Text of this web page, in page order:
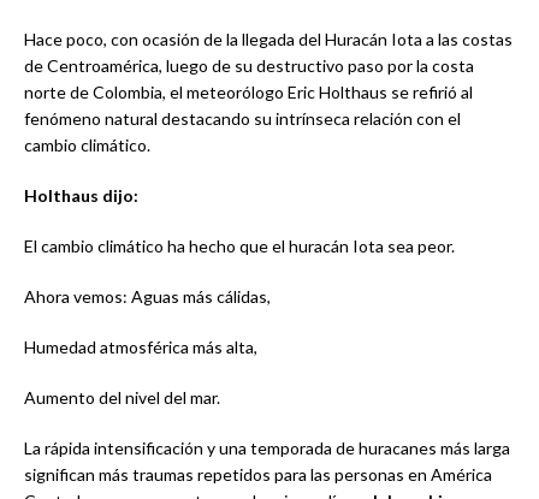
Hace poco, con ocasión de la llegada del Huracán Iota a las costas
de Centroamérica, luego de su destructivo paso por la costa
norte de Colombia, el meteorólogo Eric Holthaus se refirió al
fenómeno natural destacando su intrínseca relación con el
cambio climático.
Holthaus dijo:
El cambio climático ha hecho que el huracán Iota sea peor.
Ahora vemos: Aguas más cálidas,
Humedad atmosférica más alta,
Aumento del nivel del mar.
La rápida intensificación y una temporada de huracanes más larga
significan más traumas repetidos para las personas en América